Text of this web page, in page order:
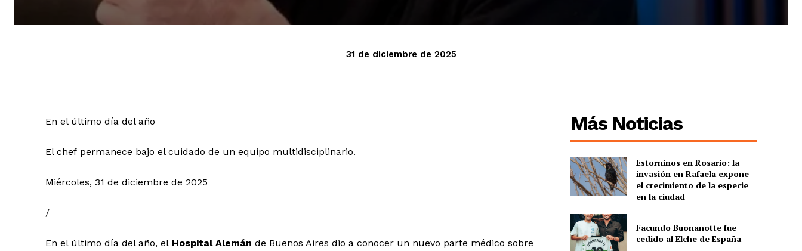
31 de diciembre de 2025
En el último día del año
El chef permanece bajo el cuidado de un equipo multidisciplinario.
Miércoles, 31 de diciembre de 2025
/
En el último día del año, el Hospital Alemán de Buenos Aires dio a conocer un nuevo parte médico sobre
Más Noticias
Estorninos en Rosario: la
invasión en Rafaela expone
el crecimiento de la especie
en la ciudad
Facundo Buonanotte fue
cedido al Elche de España